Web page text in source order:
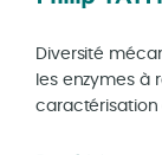
Diversité
les enzymes à
caractérisation